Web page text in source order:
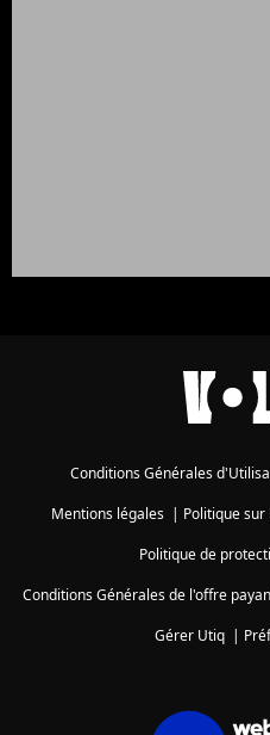
Conditions Générales
Mentions légales| Politique
Politique de
Conditions Générales de l'offre
Gérer Utiq |